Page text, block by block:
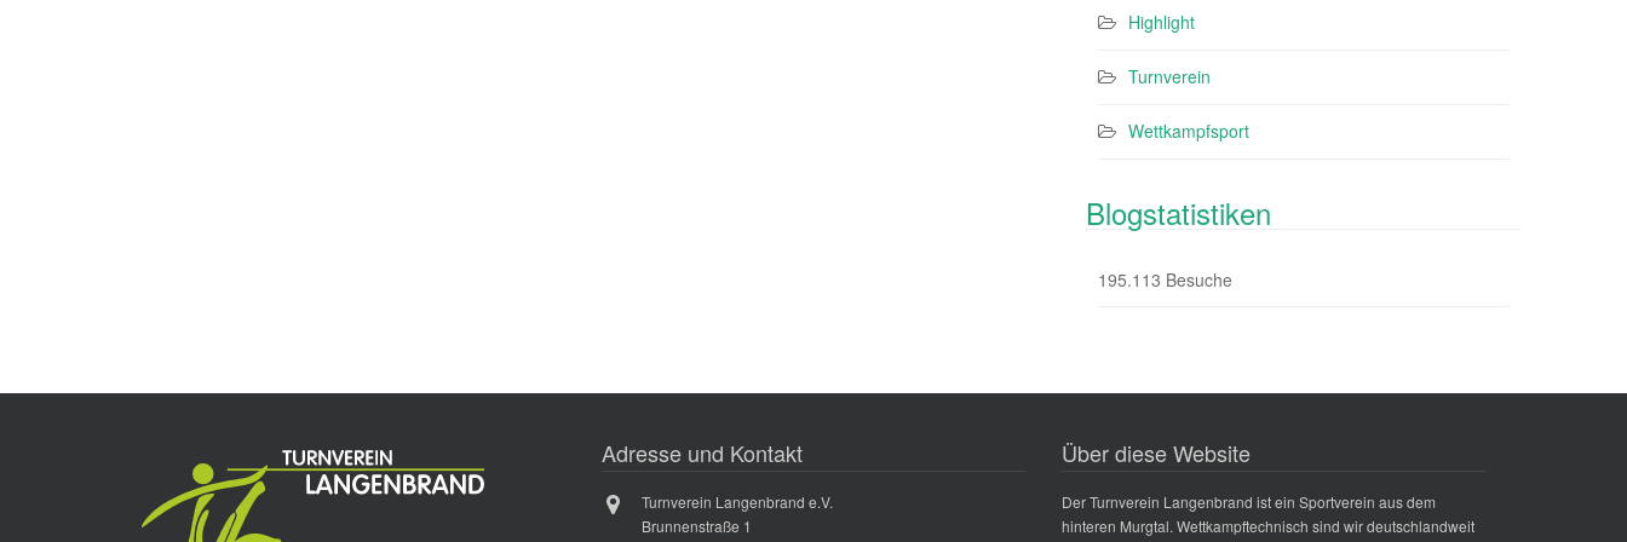
Highlight
Turnverein
Wettkampfsport
Blogstatistiken
195.113 Besuche
Adresse und Kontakt
Turnverein Langenbrand e.V.
Brunnenstraße 1
Über diese Website
Der Turnverein Langenbrand ist ein Sportverein aus dem
hinteren Murgtal. Wettkampftechnisch sind wir deutschlandweit